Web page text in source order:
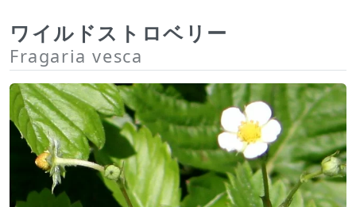
ワイルドストロベリー
Fragaria vesca